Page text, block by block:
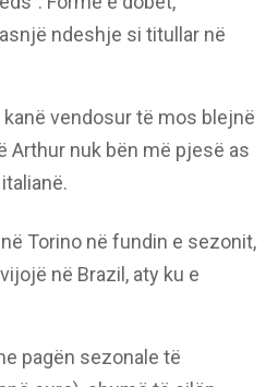
ndeshje si titullar në
vendosur të mos blejnë
Arthur nuk bën më pjesë as
Torino në fundin e sezonit,
në Brazil, aty ku e
pagën sezonale të